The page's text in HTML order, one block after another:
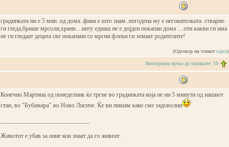
градинката ни е 5 мин .од дома..фина е што знам..погодена му е негователката .стварно
ги гледа,брише мрсоли,храни....ниту еднаш не е дојден покапан дома ....оти какви ги има
не ги гледаат децата све покапани со мрсни флеки ги земаат родителите!
(Одговор на членотtopce)
Непосредна врска до пораките: 10
Конечно Мартина од понеделник ќе тргне во градинката која не ни 5 минути од нашиот
стан, во "Бубамара" во Ново Лисиче. Ќе ви пишам како сме задоволни
Животот е убав за оние кои знаат да го живеат.